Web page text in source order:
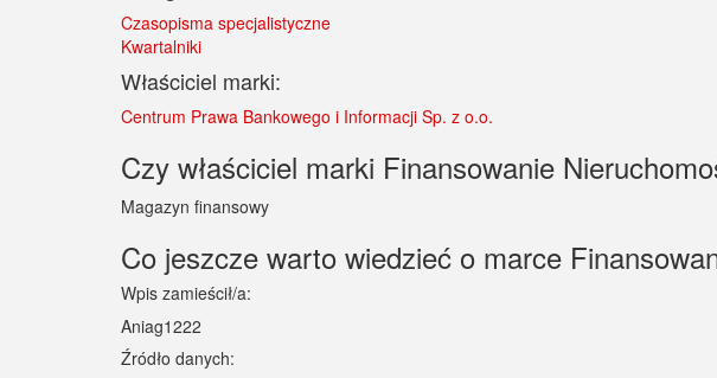
Czasopisma specjalistyczne
Kwartalniki
Właściciel marki:
Centrum Prawa Bankowego i Informacji Sp. z o.o.
Czy właściciel marki Finansowanie
Magazyn finansowy
Co jeszcze warto wiedzieć o marce
Wpis zamieścił/a:
Aniag1222
Źródło danych: